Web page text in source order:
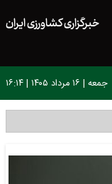
خبرگزاری کشاورزی ایران
جمعه | ۱۶ مرداد ۱۴۰۵ | ۱۶:۱۴